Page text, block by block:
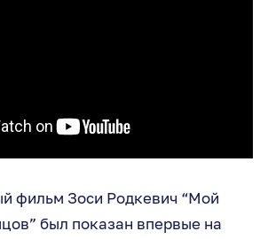
фильм Зоси Родкевич “Мой
был показан впервые на